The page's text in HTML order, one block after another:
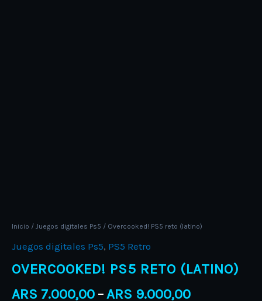
Inicio / Juegos digitales Ps5 / Overcooked! PS5 reto (latino)
Juegos digitales Ps5, PS5 Retro
OVERCOOKED! PS5 RETO (LATINO)
ARS 7.000,00 –ARS 9.000,00